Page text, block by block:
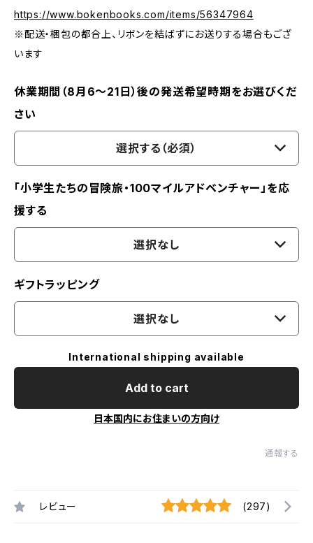
https://www.bokenbooks.com/items/56347964
※配送・梱包の都合上、リボンを結ばずにお送りする場合もござ
います
休業期間（8月6〜21日）後の発送希望時期をお選びくだ
さい
選択する（必須）
「小学生たちの冒険旅・100マイルアドベンチャー」を応
援する
選択なし
ギフトラッピング
選択なし
International shipping available
Add to cart
日本国内にお住まいの方向け
通報する
レビュー (297)